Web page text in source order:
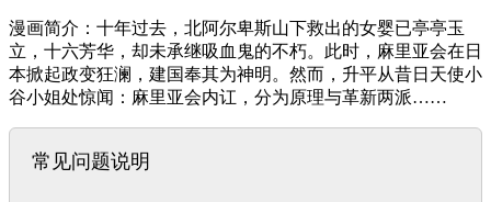
漫画简介：十年过去，北阿尔卑斯山下救出的女婴已亭亭玉
立，十六芳华，却未承继吸血鬼的不朽。此时，麻里亚会在日
本掀起政变狂澜，建国奉其为神明。然而，升平从昔日天使小
谷小姐处惊闻：麻里亚会内讧，分为原理与革新两派……
常见问题说明